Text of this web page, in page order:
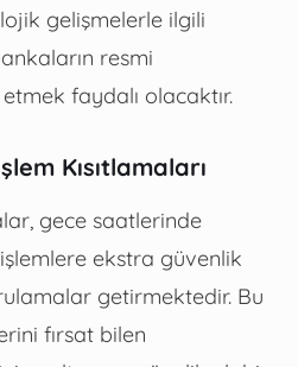
gelişmelerle ilgili
resmi
faydalı olacaktır.
Kısıtlamaları
gece saatlerinde
ekstra güvenlik
getirmektedir. Bu
fırsat bilen